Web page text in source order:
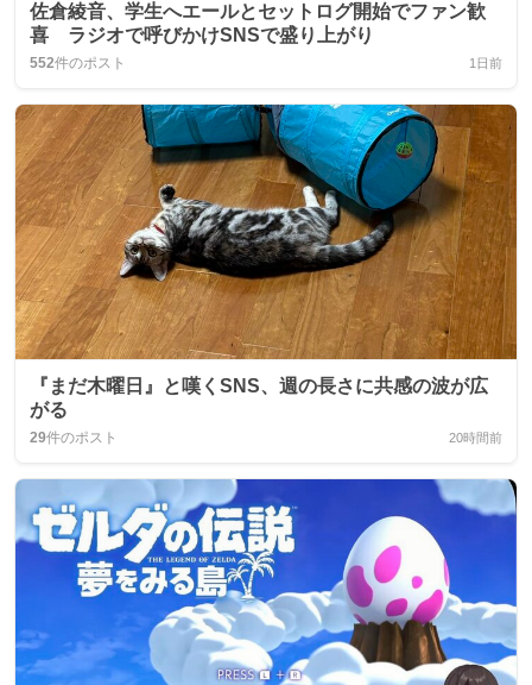
佐倉綾音、学生へエールとセットログ開始でファン歓
喜 ラジオで呼びかけSNSで盛り上がり
552件のポスト 1日前
『まだ木曜日』と嘆くSNS、週の長さに共感の波が広
がる
29件のポスト 20時間前